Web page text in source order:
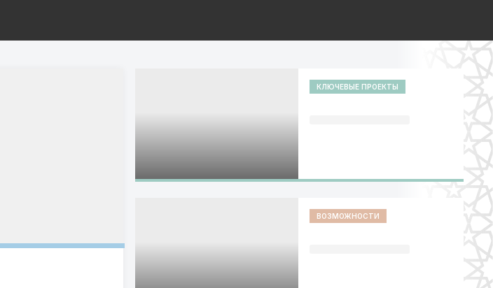
КЛЮЧЕВЫЕ ПРОЕКТЫ
ВОЗМОЖНОСТИ